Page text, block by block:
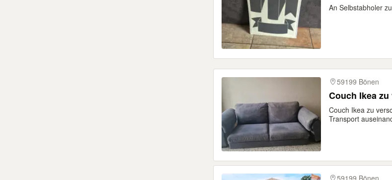
An Selbstabholer
59199 Bönen
Couch Ikea
Couch Ikea zu
Transport
59199 Bönen